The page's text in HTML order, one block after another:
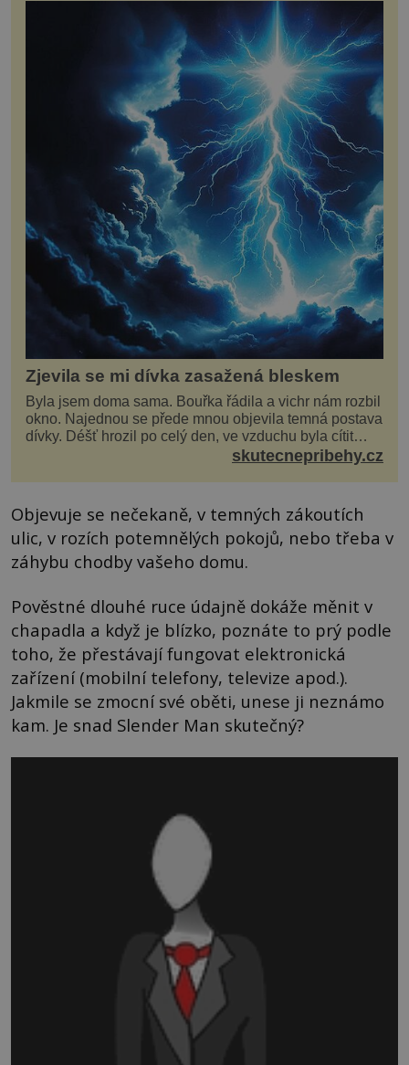
Zjevila se mi dívka zasažená bleskem
Byla jsem doma sama. Bouřka řádila a vichr nám rozbil
okno. Najednou se přede mnou objevila temná postava
dívky. Déšť hrozil po celý den, ve vzduchu byla cítit
bouřka. Do topolů před domem se opřel ví...skutecnepribehy.cz
Objevuje se nečekaně, v temných zákoutích
ulic, v rozích potemnělých pokojů, nebo třeba v
záhybu chodby vašeho domu.
Pověstné dlouhé ruce údajně dokáže měnit v
chapadla a když je blízko, poznáte to prý podle
toho, že přestávají fungovat elektronická
zařízení (mobilní telefony, televize apod.).
Jakmile se zmocní své oběti, unese ji neznámo
kam. Je snad Slender Man skutečný?